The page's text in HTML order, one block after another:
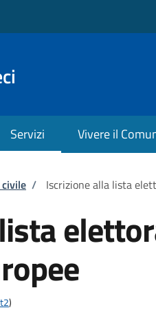
Servizi Vivere il
/ Iscrizione alla lista
)